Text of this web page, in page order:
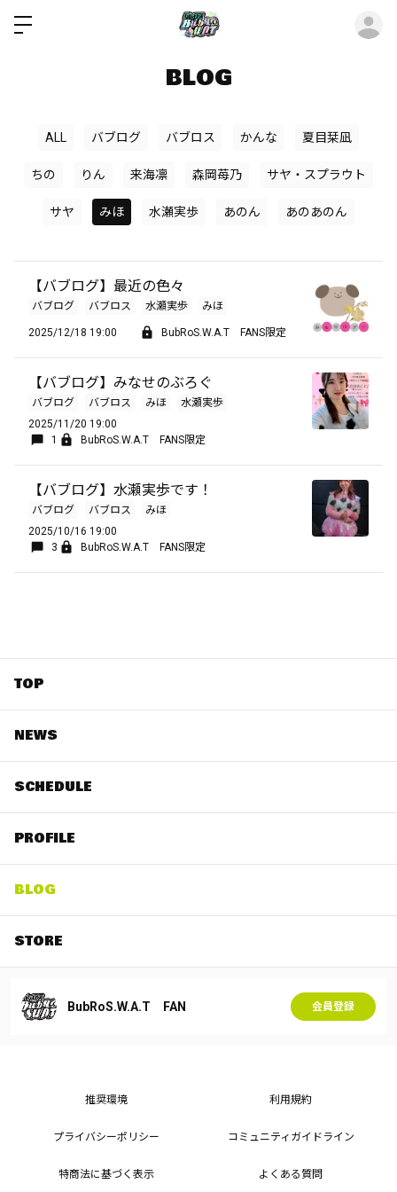
BLOG
ALL バブログ バブロス かんな 夏目栞凪
ちの りん 来海凛 森岡苺乃 サヤ・スプラウト
サヤ みほ 水瀬実歩 あのん あのあのん
【バブログ】最近の色々
バブログ バブロス 水瀬実歩 みほ
2025/12/18 19:00 BubRoS.W.A.T FANS限定
【バブログ】みなせのぶろぐ
バブログ バブロス みほ
水瀬実歩
2025/11/20 19:00
1
BubRoS.W.A.T FANS限定
【バブログ】水瀬実歩です！
バブログ バブロス
みほ
2025/10/16 19:00
3
BubRoS.W.A.T FANS限定
TOP
NEWS
SCHEDULE
PROFILE
BLOG
STORE
BubRoS.W.A.T FAN 会員登録
推奨環境 利用規約
プライバシーポリシー コミュニティガイドライン
特商法に基づく表示 よくある質問